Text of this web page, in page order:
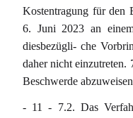
Kostentragung für den
6. Juni 2023 an
diesbezügli- che
daher nicht einzutreten.
Beschwerde
- 11 - 7.2. Das